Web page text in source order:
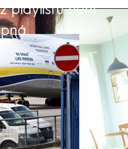
playlistu není